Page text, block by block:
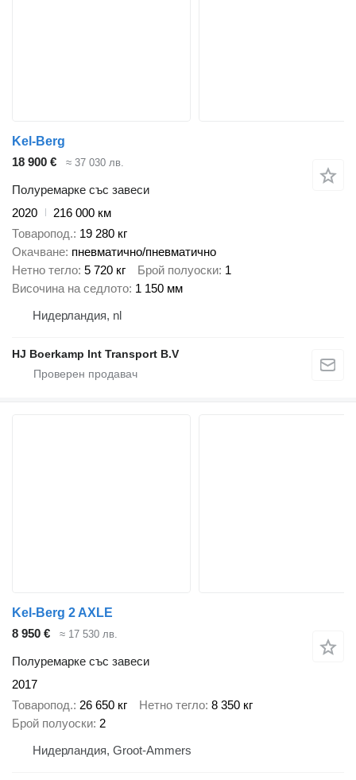
Kel-Berg
18 900 €
≈ 37 030 лв.
Полуремарке със завеси
2020
216 000 км
Товаропод. 19 280 кг
Окачване пневматично/пневматично
Нетно тегло 5 720 кг Брой полуоски 1
Височина на седлото 1 150 мм
Нидерландия, nl
HJ Boerkamp Int Transport B.V
Kel-Berg 2 AXLE
8 950 €
≈ 17 530 лв.
Полуремарке със завеси
2017
Товаропод. 26 650 кг Нетно тегло 8 350 кг
Брой полуоски 2
Нидерландия, Groot-Ammers